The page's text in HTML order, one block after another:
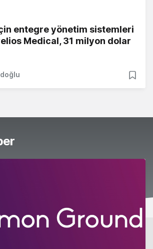
entegre yönetim sistemleri
Medical, 31 milyon dolar